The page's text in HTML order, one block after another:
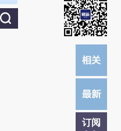
订阅